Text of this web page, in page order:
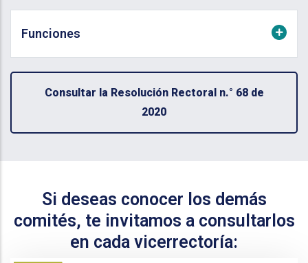
Funciones
Consultar la Resolución Rectoral n.° 68 de
2020
Si deseas conocer los demás
comités, te invitamos a consultarlos
en cada vicerrectoría: